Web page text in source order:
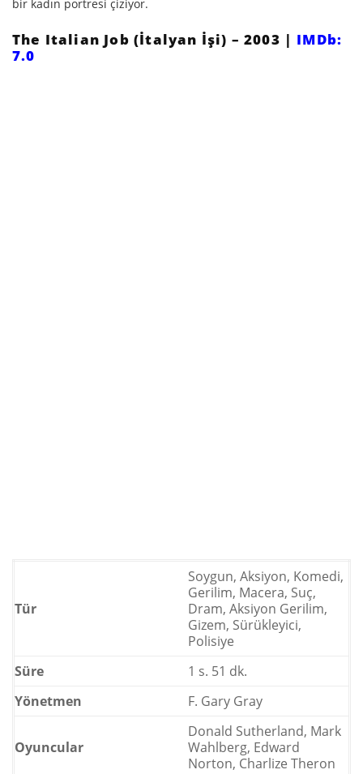
bir kadın portresi çiziyor.
The Italian Job (İtalyan İşi) – 2003 | IMDb:
7.0
Tür
Soygun, Aksiyon, Komedi,
Gerilim, Macera, Suç,
Dram, Aksiyon Gerilim,
Gizem, Sürükleyici,
Polisiye
Süre
1 s. 51 dk.
Yönetmen
F. Gary Gray
Oyuncular
Donald Sutherland, Mark
Wahlberg, Edward
Norton, Charlize Theron